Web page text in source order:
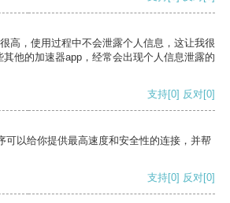
高，使用过程中不会泄露个人信息，这让我很
他的加速器app，经常会出现个人信息泄露的
支持[0] 反对[0]
可以给你提供最高速度和安全性的连接，并帮
支持[0] 反对[0]